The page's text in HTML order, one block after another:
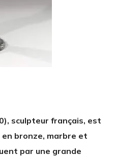
sculpteur français, est
bronze, marbre et
par une grande